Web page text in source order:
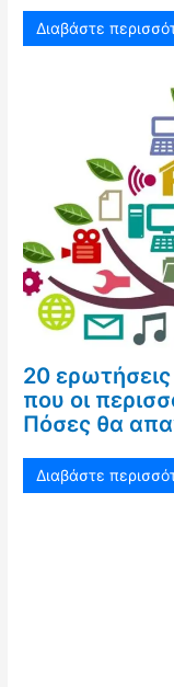
Διαβάστε
20 ερωτήσεις
που οι
Πόσες θα
Διαβάστε